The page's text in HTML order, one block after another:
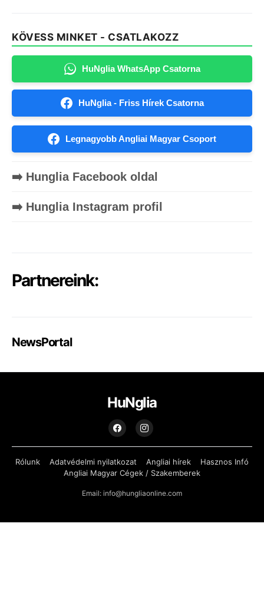
KÖVESS MINKET - CSATLAKOZZ
HuNglia WhatsApp Csatorna
HuNglia - Friss Hírek Csatorna
Legnagyobb Angliai Magyar Csoport
➡️ Hunglia Facebook oldal
➡️ Hunglia Instagram profil
Partnereink:
NewsPortal
HuNglia
Rólunk Adatvédelmi nyilatkozat Angliai hírek
Hasznos Infó
Angliai Magyar Cégek / Szakemberek
Email: info@hungliaonline.com